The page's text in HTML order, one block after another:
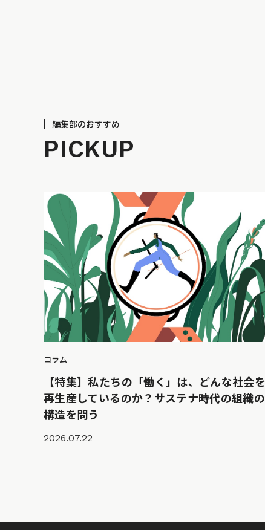
編集部のおすすめ
PICKUP
コラム
【特集】私たちの「働く」は、どんな社会を
再生産しているのか？サステナ時代の組織の
構造を問う
2026.07.22